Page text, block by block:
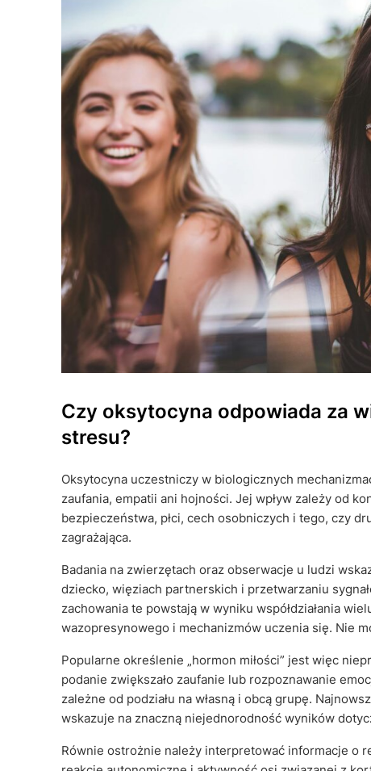
Czy oksytocyna odpowiada za
stresu?
Oksytocyna uczestniczy w biologicznych
zaufania, empatii ani hojności. Jej wpływ zależy od
bezpieczeństwa, płci, cech osobniczych i tego, czy
zagrażająca.
Badania na zwierzętach oraz obserwacje u ludzi
dziecko, więziach partnerskich i przetwarzaniu
zachowania te powstają w wyniku współdziałania
wazopresynowego i mechanizmów uczenia się. Nie
Popularne określenie „hormon miłości” jest więc
podanie zwiększało zaufanie lub rozpoznawanie
zależne od podziału na własną i obcą grupę.
wskazuje na znaczną niejednorodność wyników
Równie ostrożnie należy interpretować informacje o